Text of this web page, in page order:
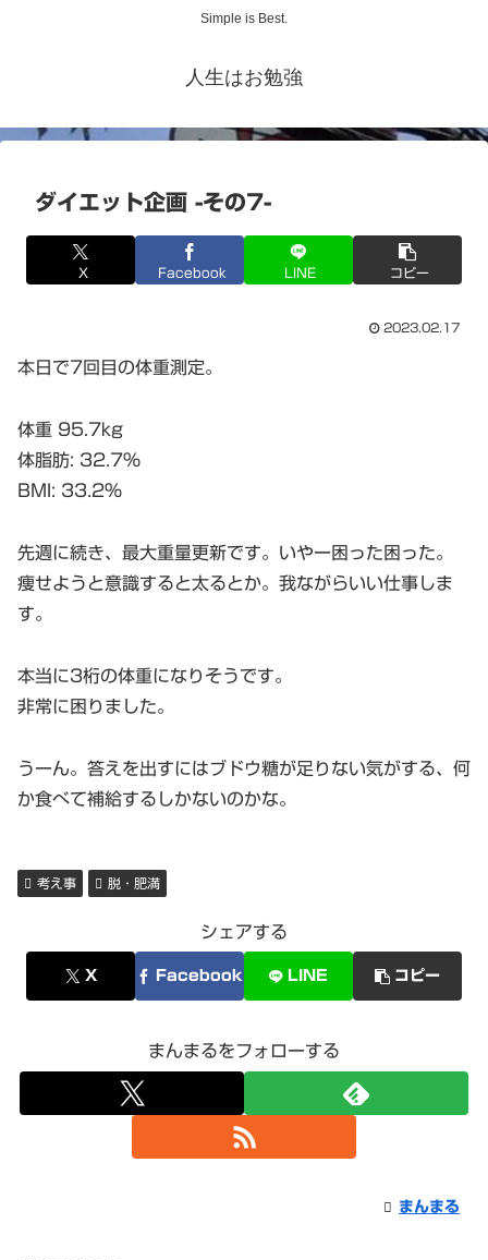
Simple is Best.
人生はお勉強
ダイエット企画 -その7-
X Facebook LINE コピー
2023.02.17
本日で7回目の体重測定。
体重 95.7kg
体脂肪: 32.7%
BMI: 33.2%
先週に続き、最大重量更新です。いやー困った困った。
痩せようと意識すると太るとか。我ながらいい仕事しま
す。
本当に3桁の体重になりそうです。
非常に困りました。
うーん。答えを出すにはブドウ糖が足りない気がする、何
か食べて補給するしかないのかな。
考え事 脱・肥満
シェアする
X Facebook LINE コピー
まんまるをフォローする
まんまる